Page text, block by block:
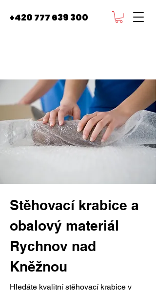
+420 777 639 300
Stěhovací krabice a
obalový materiál
Rychnov nad
Kněžnou
Hledáte kvalitní stěhovací krabice v